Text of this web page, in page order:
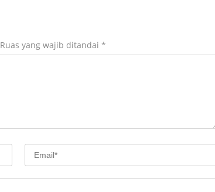
Ruas yang wajib ditandai *